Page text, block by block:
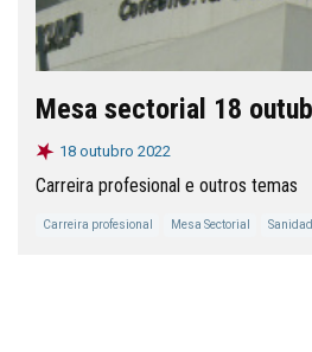
Mesa sectorial 18
18 outubro 2022
Carreira profesional e outros temas
Carreira profesional Mesa Sectorial